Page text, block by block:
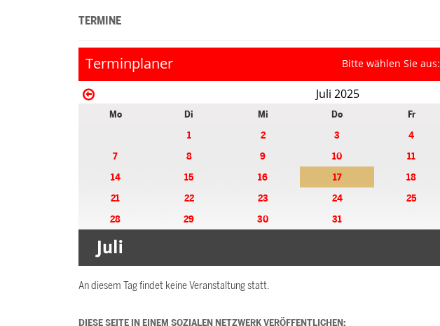
TERMINE
Terminplaner Bitte wählen Sie aus:
Juli 2025
Mo Di Mi Do Fr
1
2 3 4
7
8 9 10 11
14
15 16 17 18
21
22 23 24 25
28
29 30 31
An diesem Tag findet keine Veranstaltung statt.
DIESE SEITE IN EINEM SOZIALEN NETZWERK VERÖFFENTLICHEN: